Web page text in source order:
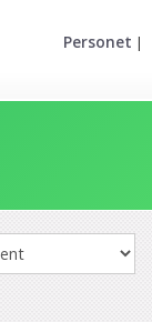
Personet |